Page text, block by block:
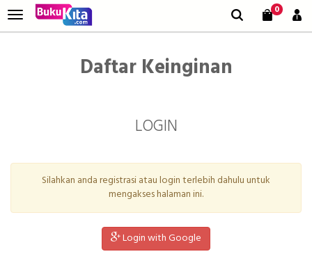
0
Daftar Keinginan
LOGIN
Silahkan anda registrasi atau login terlebih dahulu untuk
mengakses halaman ini.
Login with Google